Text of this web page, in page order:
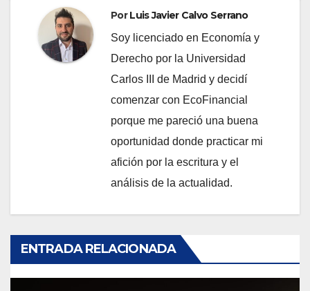
PorLuis Javier Calvo Serrano
Soy licenciado en Economía y
Derecho por la Universidad
Carlos III de Madrid y decidí
comenzar con EcoFinancial
porque me pareció una buena
oportunidad donde practicar mi
afición por la escritura y el
análisis de la actualidad.
ENTRADA RELACIONADA